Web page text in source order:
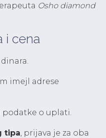
Osho diamond
i cena
imejl adrese
podatke o uplati.
tipa, prijava je za oba